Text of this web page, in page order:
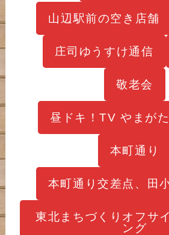
山辺駅前の空き店舗
庄司ゆうすけ通信
敬老会
昼ドキ！TV やまが
本町通り
本町通り交差点、田
東北まちづくりオフサ
ング